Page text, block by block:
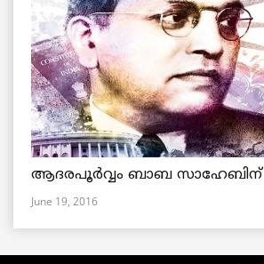
ആദരപൂര്‍വ്വം ബാബ സാഹേബിന്
June 19, 2016